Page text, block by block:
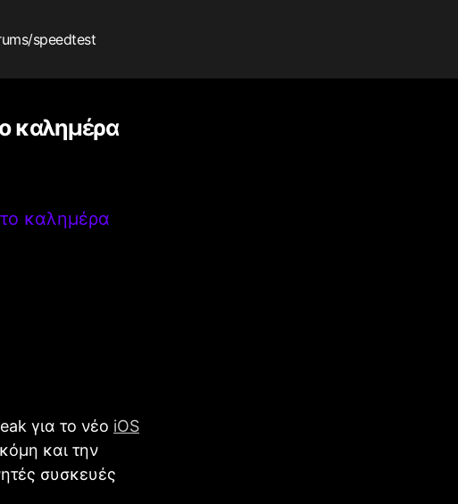
/speedtest
καλημέρα
καλημέρα
για το νέο iOS
και την
συσκευές